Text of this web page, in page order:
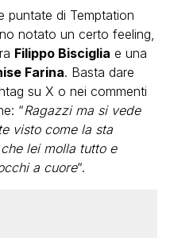
puntate di Temptation
notato un certo feeling,
Filippo Bisciglia e una
Farina. Basta dare
su X o nei commenti
“Ragazzi ma si vede
visto come la sta
lei molla tutto e
a cuore“.